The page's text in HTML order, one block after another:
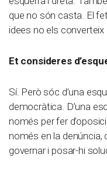
que no són casta. El
idees no els
Et consideres
Sí. Però sóc d’una
democràtica. D’una
només per fer
només en la denúncia,
governar i posar-hi